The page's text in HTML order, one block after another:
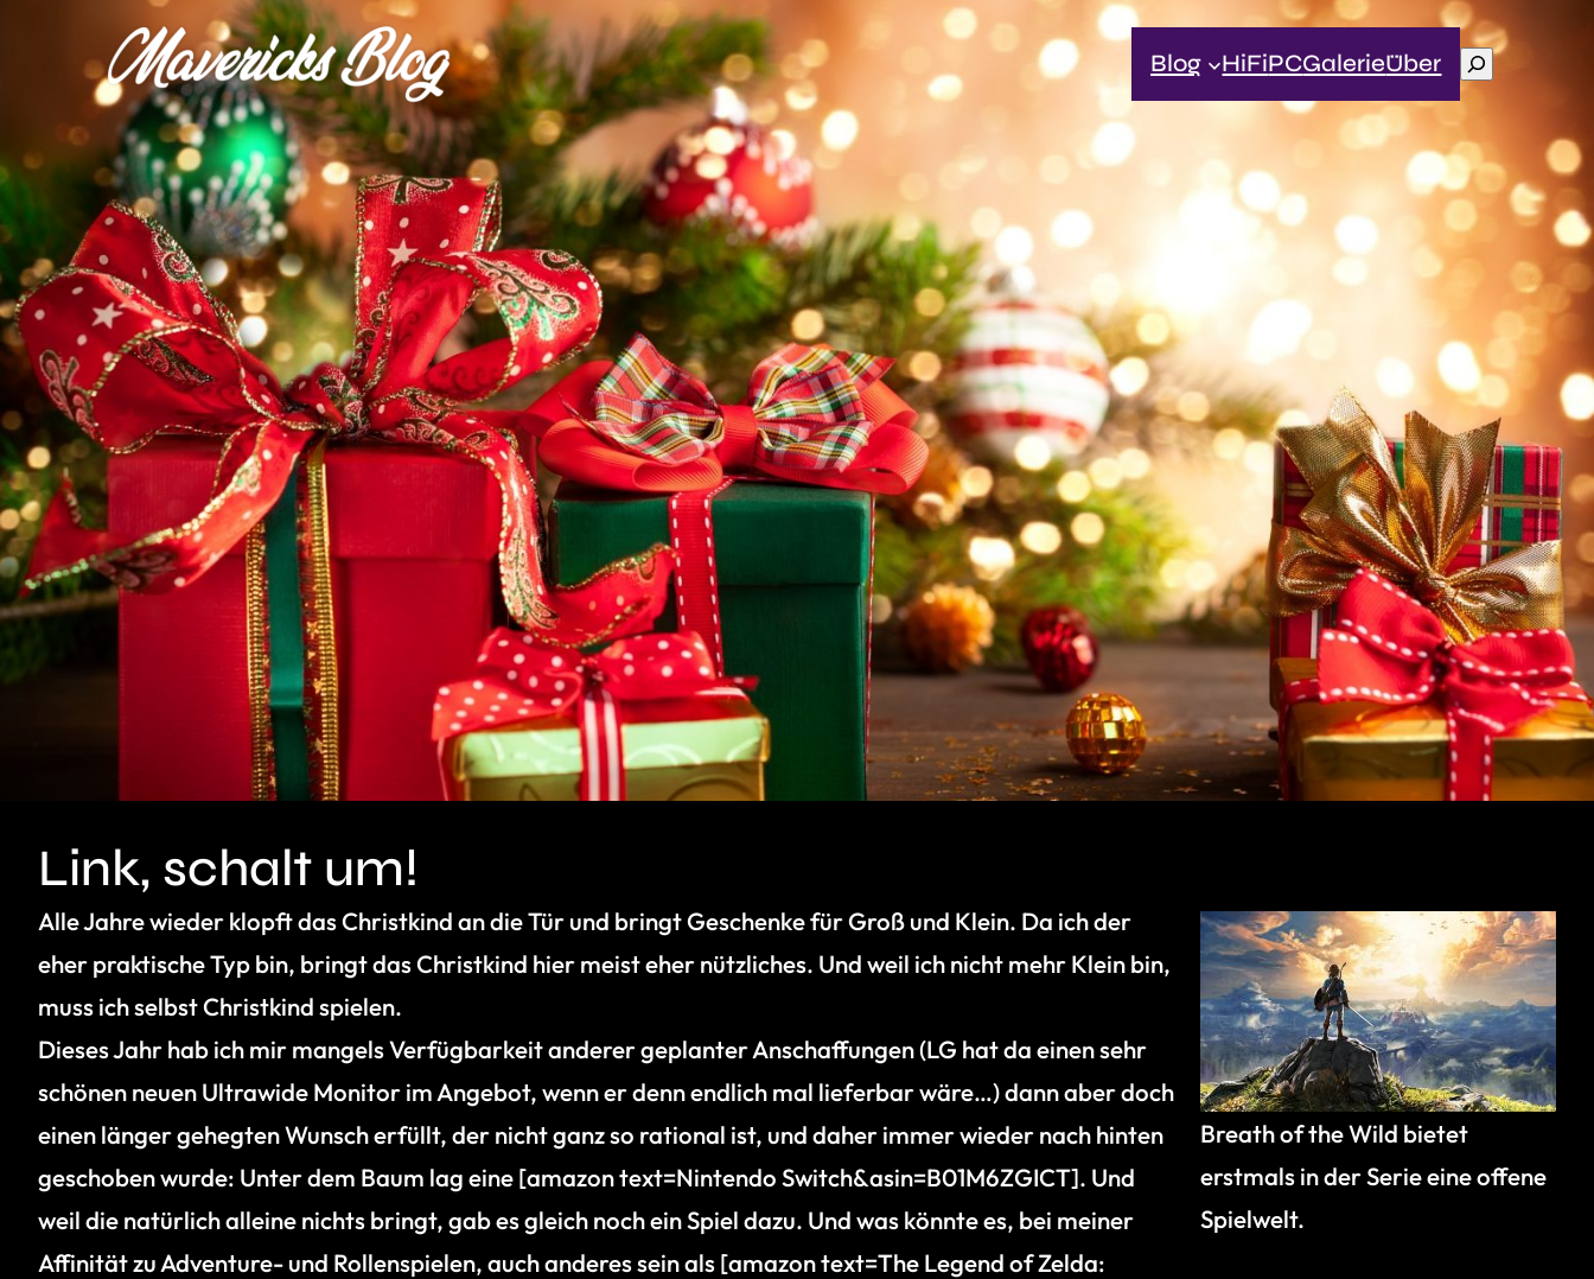
Blog HiFiPCGalerieÜber Suchen
Link, schalt um!
Breath of the Wild bietet
erstmals in der Serie eine offene
Spielwelt.
Alle Jahre wieder klopft das Christkind an die Tür und bringt Geschenke für Groß und Klein. Da ich der
eher praktische Typ bin, bringt das Christkind hier meist eher nützliches. Und weil ich nicht mehr Klein bin,
muss ich selbst Christkind spielen.
Dieses Jahr hab ich mir mangels Verfügbarkeit anderer geplanter Anschaffungen (LG hat da einen sehr
schönen neuen Ultrawide Monitor im Angebot, wenn er denn endlich mal lieferbar wäre…) dann aber doch
einen länger gehegten Wunsch erfüllt, der nicht ganz so rational ist, und daher immer wieder nach hinten
geschoben wurde: Unter dem Baum lag eine [amazon text=Nintendo Switch&asin=B01M6ZGICT]. Und
weil die natürlich alleine nichts bringt, gab es gleich noch ein Spiel dazu. Und was könnte es, bei meiner
Affinität zu Adventure- und Rollenspielen, auch anderes sein als [amazon text=The Legend of Zelda: